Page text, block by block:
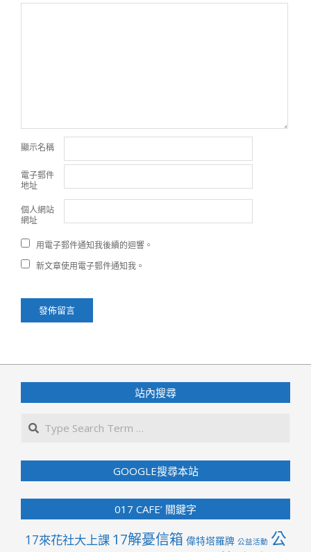
顯示名稱
電子郵件
地址
個人網站
網址
用電子郵件通知我後續的迴響。
新文章使用電子郵件通知我。
站內搜尋
GOOGLE搜尋本站
017 CAFE’ 關鍵字
17來花社大上課 17解憂信箱 偉特塔羅牌 公益活動 公